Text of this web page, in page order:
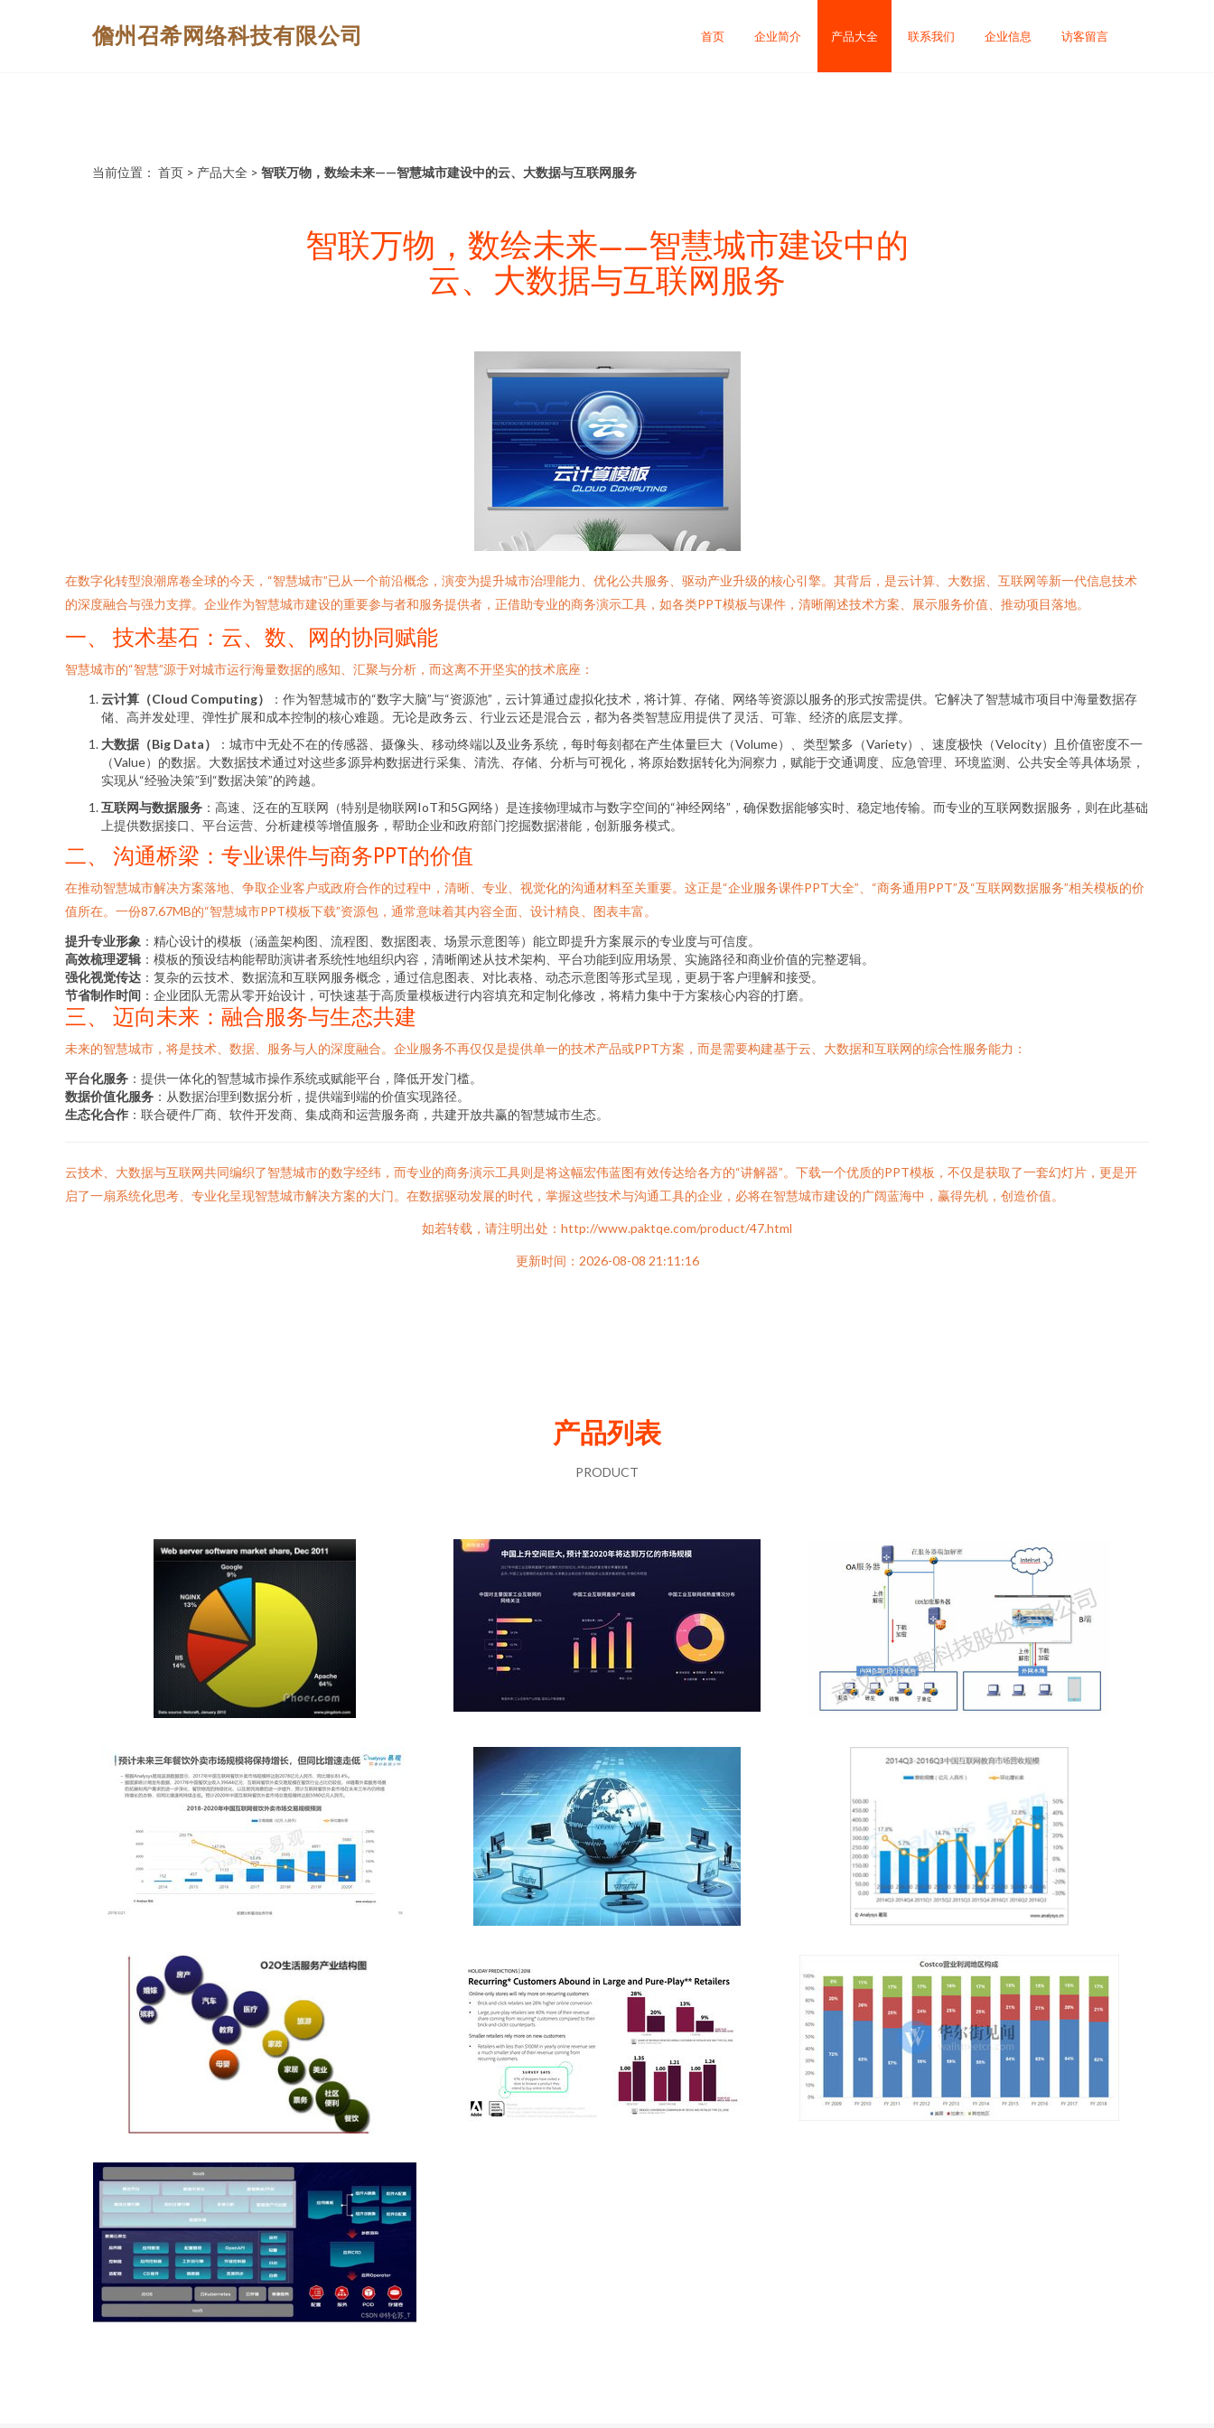
儋州召希网络科技有限公司 首页 企业简介 产品大全 联系我们 企业信息 访客留言
当前位置： 首页 > 产品大全 > 智联万物，数绘未来——智慧城市建设中的云、大数据与互联网服务
智联万物，数绘未来——智慧城市建设中的
云、大数据与互联网服务
在数字化转型浪潮席卷全球的今天，“智慧城市”已从一个前沿概念，演变为提升城市治理能力、优化公共服务、驱动产业升级的核心引擎。其背后，是云计算、大数据、互联网等新一代信息技术
的深度融合与强力支撑。企业作为智慧城市建设的重要参与者和服务提供者，正借助专业的商务演示工具，如各类PPT模板与课件，清晰阐述技术方案、展示服务价值、推动项目落地。
一、 技术基石：云、数、网的协同赋能
智慧城市的“智慧”源于对城市运行海量数据的感知、汇聚与分析，而这离不开坚实的技术底座：
云计算（Cloud Computing）
：作为智慧城市的“数字大脑”与“资源池”，云计算通过虚拟化技术，将计算、存储、网络等资源以服务的形式按需提供。它解决了智慧城市项目中海量数据存
储、高并发处理、弹性扩展和成本控制的核心难题。无论是政务云、行业云还是混合云，都为各类智慧应用提供了灵活、可靠、经济的底层支撑。
大数据（Big Data）
：城市中无处不在的传感器、摄像头、移动终端以及业务系统，每时每刻都在产生体量巨大（Volume）、类型繁多（Variety）、速度极快（Velocity）且价值密度不一
（Value）的数据。大数据技术通过对这些多源异构数据进行采集、清洗、存储、分析与可视化，将原始数据转化为洞察力，赋能于交通调度、应急管理、环境监测、公共安全等具体场景，
实现从“经验决策”到“数据决策”的跨越。
互联网与数据服务 ：高速、泛在的互联网（特别是物联网IoT和5G网络）是连接物理城市与数字空间的“神经网络”，确保数据能够实时、稳定地传输。而专业的互联网数据服务，则在此基础
上提供数据接口、平台运营、分析建模等增值服务，帮助企业和政府部门挖掘数据潜能，创新服务模式。
二、 沟通桥梁：专业课件与商务PPT的价值
在推动智慧城市解决方案落地、争取企业客户或政府合作的过程中，清晰、专业、视觉化的沟通材料至关重要。这正是“企业服务课件PPT大全”、“商务通用PPT”及“互联网数据服务”相关模板的价
值所在。一份87.67MB的“智慧城市PPT模板下载”资源包，通常意味着其内容全面、设计精良、图表丰富。
提升专业形象 ：精心设计的模板（涵盖架构图、流程图、数据图表、场景示意图等）能立即提升方案展示的专业度与可信度。
高效梳理逻辑 ：模板的预设结构能帮助演讲者系统性地组织内容，清晰阐述从技术架构、平台功能到应用场景、实施路径和商业价值的完整逻辑。
强化视觉传达 ：复杂的云技术、数据流和互联网服务概念，通过信息图表、对比表格、动态示意图等形式呈现，更易于客户理解和接受。
节省制作时间 ：企业团队无需从零开始设计，可快速基于高质量模板进行内容填充和定制化修改，将精力集中于方案核心内容的打磨。
三、 迈向未来：融合服务与生态共建
未来的智慧城市，将是技术、数据、服务与人的深度融合。企业服务不再仅仅是提供单一的技术产品或PPT方案，而是需要构建基于云、大数据和互联网的综合性服务能力：
平台化服务 ：提供一体化的智慧城市操作系统或赋能平台，降低开发门槛。
数据价值化服务 ：从数据治理到数据分析，提供端到端的价值实现路径。
生态化合作 ：联合硬件厂商、软件开发商、集成商和运营服务商，共建开放共赢的智慧城市生态。
云技术、大数据与互联网共同编织了智慧城市的数字经纬，而专业的商务演示工具则是将这幅宏伟蓝图有效传达给各方的“讲解器”。下载一个优质的PPT模板，不仅是获取了一套幻灯片，更是开
启了一扇系统化思考、专业化呈现智慧城市解决方案的大门。在数据驱动发展的时代，掌握这些技术与沟通工具的企业，必将在智慧城市建设的广阔蓝海中，赢得先机，创造价值。
如若转载，请注明出处：http://www.paktqe.com/product/47.html
更新时间：2026-08-08 21:11:16
产品列表
PRODUCT